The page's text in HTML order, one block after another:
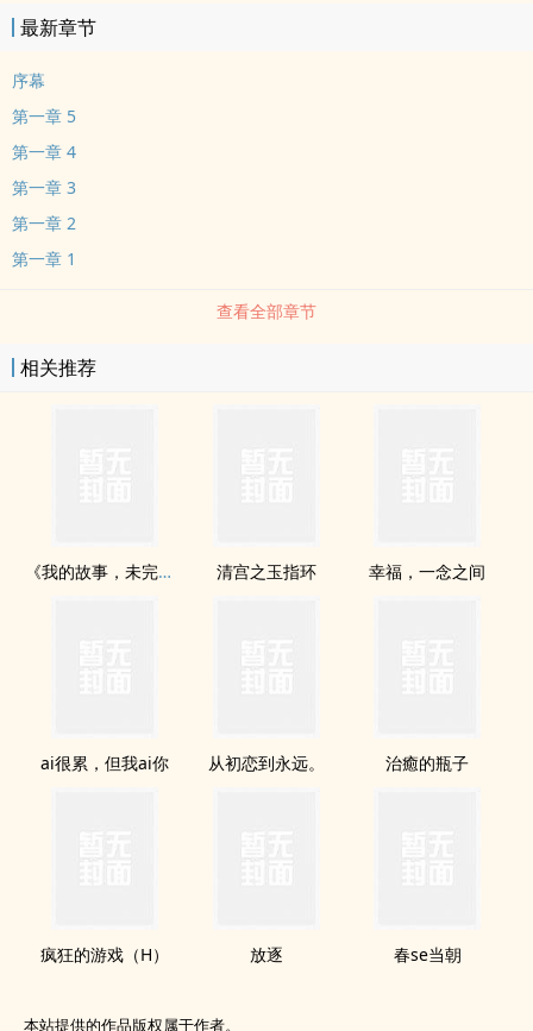
最新章节
序幕
第一章 5
第一章 4
第一章 3
第一章 2
第一章 1
查看全部章节
相关推荐
《我的故事，未完待续。》 清宫之玉指环 幸福，一念之间
ai很累，但我ai你 从初恋到永远。 治癒的瓶子
疯狂的游戏（H） 放逐 春se当朝
本站提供的作品版权属于作者。